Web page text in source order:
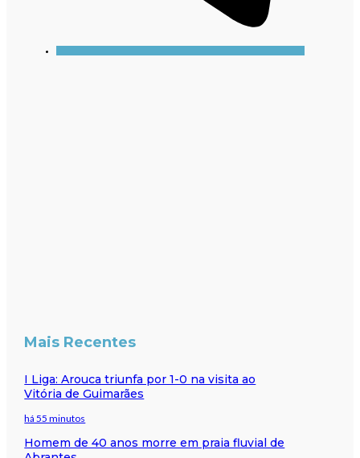
Mais Recentes
I Liga: Arouca triunfa por 1-0 na visita ao
Vitória de Guimarães
há 55 minutos
Homem de 40 anos morre em praia fluvial de